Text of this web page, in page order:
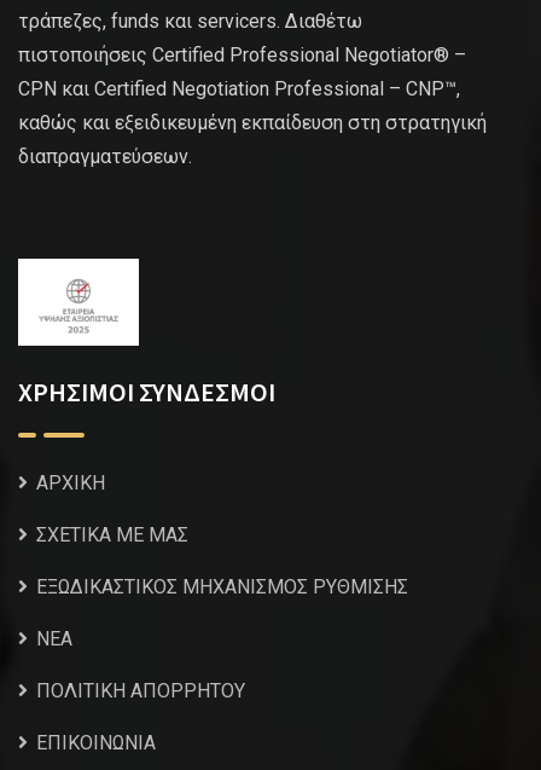
τράπεζες, funds και servicers. Διαθέτω
πιστοποιήσεις Certified Professional Negotiator® –
CPN και Certified Negotiation Professional – CNP™,
καθώς και εξειδικευμένη εκπαίδευση στη στρατηγική
διαπραγματεύσεων.
ΧΡΗΣΙΜΟΙ ΣΥΝΔΕΣΜΟΙ
ΑΡΧΙΚΗ
ΣΧΕΤΙΚΑ ΜΕ ΜΑΣ
ΕΞΩΔΙΚΑΣΤΙΚΟΣ ΜΗΧΑΝΙΣΜΟΣ ΡΥΘΜΙΣΗΣ
NEA
ΠΟΛΙΤΙΚΗ ΑΠΟΡΡΗΤΟΥ
ΕΠΙΚΟΙΝΩΝΙΑ